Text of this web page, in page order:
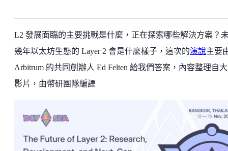
L2 發展面臨的主要挑戰是什麼，正在探索哪些解決方案？
幾年以太坊生態的 Layer 2 會是什麼樣子，這次的演說主要
Arbitrum 的共同創辦人 Ed Felten 給我們答案，內容整理自
影片，由幣研團隊編譯